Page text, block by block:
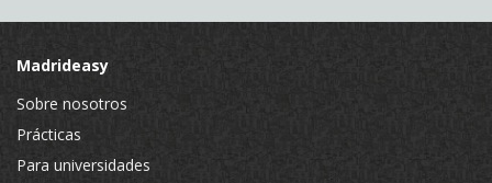
Madrideasy
Sobre nosotros
Prácticas
Para universidades